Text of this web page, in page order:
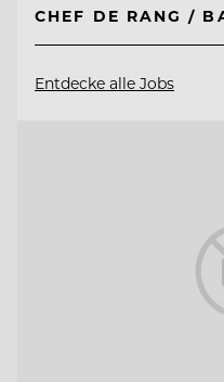
CHEF
Entdecke alle Jobs